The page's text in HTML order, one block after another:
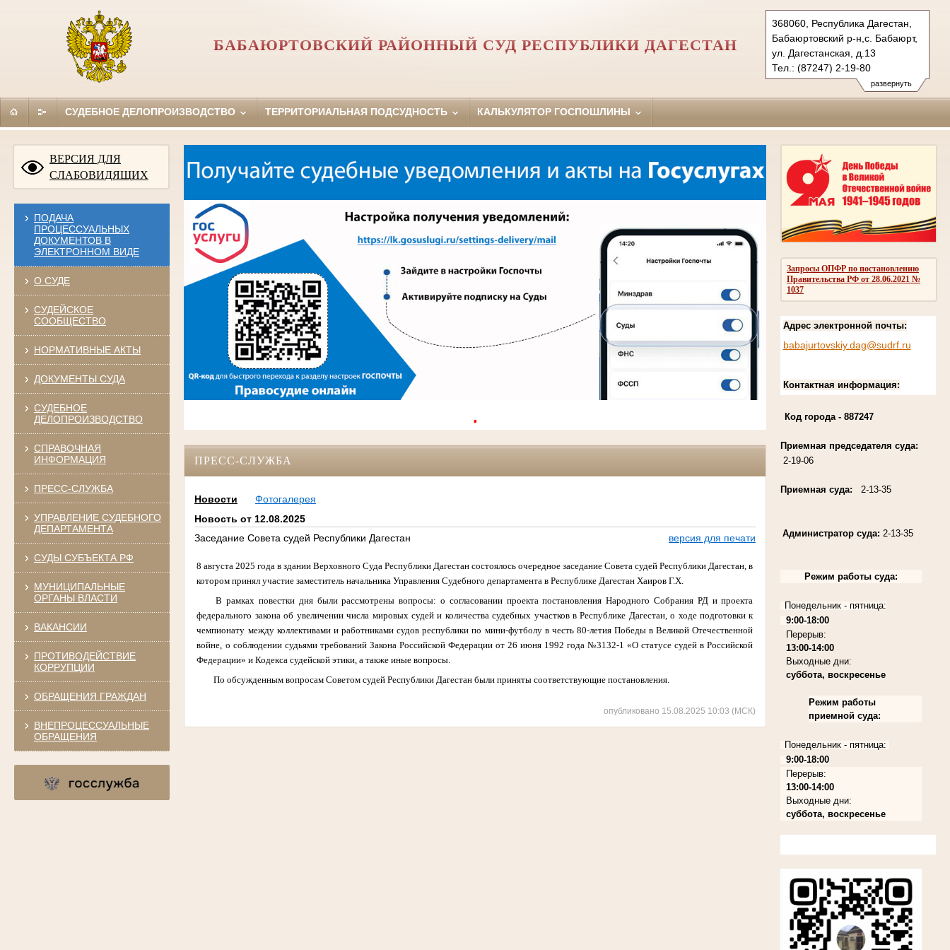
развернуть
368060, Республика Дагестан,
Бабаюртовский р-н,с. Бабаюрт,
ул. Дагестанская, д.13
Тел.: (87247) 2-19-80
babajurtovskiy.dag@sudrf.ru
БАБАЮРТОВСКИЙ РАЙОННЫЙ СУД РЕСПУБЛИКИ ДАГЕСТАН
СУДЕБНОЕ ДЕЛОПРОИЗВОДСТВО ТЕРРИТОРИАЛЬНАЯ ПОДСУДНОСТЬ КАЛЬКУЛЯТОР ГОСПОШЛИНЫ
ВЕРСИЯ ДЛЯ
СЛАБОВИДЯЩИХ
ПОДАЧА
ПРОЦЕССУАЛЬНЫХ
ДОКУМЕНТОВ В
ЭЛЕКТРОННОМ ВИДЕ
О СУДЕ
СУДЕЙСКОЕ
СООБЩЕСТВО
НОРМАТИВНЫЕ АКТЫ
ДОКУМЕНТЫ СУДА
СУДЕБНОЕ
ДЕЛОПРОИЗВОДСТВО
СПРАВОЧНАЯ
ИНФОРМАЦИЯ
ПРЕСС-СЛУЖБА
УПРАВЛЕНИЕ СУДЕБНОГО
ДЕПАРТАМЕНТА
СУДЫ СУБЪЕКТА РФ
МУНИЦИПАЛЬНЫЕ
ОРГАНЫ ВЛАСТИ
ВАКАНСИИ
ПРОТИВОДЕЙСТВИЕ
КОРРУПЦИИ
ОБРАЩЕНИЯ ГРАЖДАН
ВНЕПРОЦЕССУАЛЬНЫЕ
ОБРАЩЕНИЯ
Запросы ОПФР по постановлению
Правительства РФ от 28.06.2021 №
1037
Адрес электронной почты:
babajurtovskiy.dag@sudrf.ru
Контактная информация:
Код города - 887247
Приемная председателя суда:
2-19-06
Приемная суда: 2-13-35
Администратор суда: 2-13-35
Режим работы суда:
Понедельник - пятница:
9:00-18:00
Перерыв:
13:00-14:00
Выходные дни:
суббота, воскресенье
Режим работы
приемной суда:
Понедельник - пятница:
9:00-18:00
Перерыв:
13:00-14:00
Выходные дни:
суббота, воскресенье
.
ПРЕСС-СЛУЖБА
Новости
Фотогалерея
Новость от 12.08.2025
Заседание Совета судей Республики Дагестан
версия для печати
8 августа 2025 года в здании Верховного Суда Республики Дагестан состоялось очередное заседание Совета судей Республики Дагестан, в
котором принял участие заместитель начальника Управления Судебного департамента в Республике Дагестан Хаиров Г.Х.
В рамках повестки дня были рассмотрены вопросы: о согласовании проекта постановления Народного Собрания РД и проекта
федерального закона об увеличении числа мировых судей и количества судебных участков в Республике Дагестан, о ходе подготовки к
чемпионату между коллективами и работниками судов республики по мини-футболу в честь 80-летия Победы в Великой Отечественной
войне, о соблюдении судьями требований Закона Российской Федерации от 26 июня 1992 года №3132-1 «О статусе судей в Российской
Федерации» и Кодекса судейской этики, а также иные вопросы.
По обсужденным вопросам Советом судей Республики Дагестан были приняты соответствующие постановления.
опубликовано 15.08.2025 10:03 (МСК)